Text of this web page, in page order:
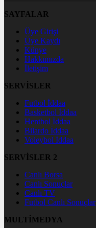
SAYFALAR
Üye Girişi
Üye Kaydı
Künye
Hakkımızda
İletişim
SERVİSLER
Futbol İddaa
Basketbol İddaa
Hentbol İddaa
Bilardo İddaa
Voleybol İddaa
SERVİSLER 2
Canlı Borsa
Canlı Sonuçlar
Canlı TV
Futbol Canlı Sonuçlar
MULTİMEDYA